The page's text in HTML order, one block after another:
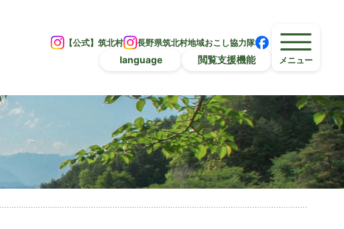
【公式】筑北村 長野県筑北村地域おこし協力隊
language 閲覧支援機能 メニュー